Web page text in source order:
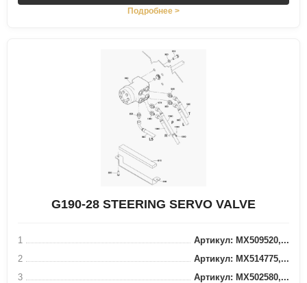
Подробнее >
G190-28 STEERING SERVO VALVE
1
Артикул: MX509520,...
2
Артикул: MX514775,...
3
Артикул: MX502580,...